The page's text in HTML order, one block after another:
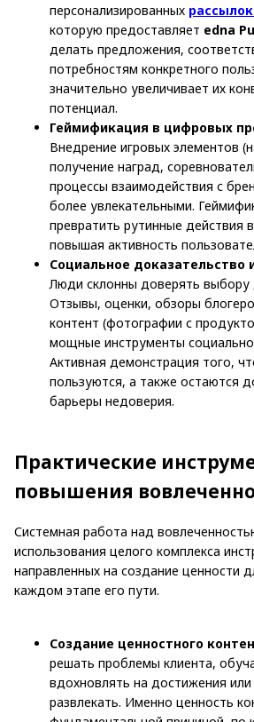
персонализированных
которую предоставляет edna
делать предложения,
потребностям конкретного
значительно увеличивает их
потенциал.
Геймификация в цифровых
Внедрение игровых элементов
получение наград,
процессы взаимодействия с
более увлекательными.
превратить рутинные действия
повышая активность
Социальное доказательство
Люди склонны доверять выбору
Отзывы, оценки, обзоры
контент (фотографии с
мощные инструменты
Активная демонстрация того,
пользуются, а также остаются
барьеры недоверия.
Практические
повышения
Системная работа над
использования целого комплекса
направленных на создание ценности
каждом этапе его пути.
Создание ценностного
решать проблемы клиента,
вдохновлять на достижения или
развлекать. Именно ценность